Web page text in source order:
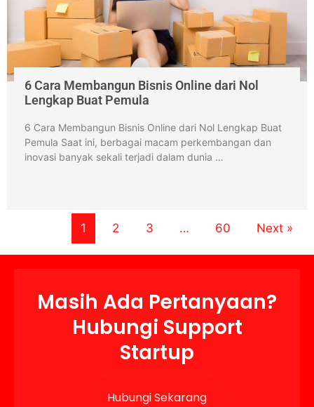
6 Cara Membangun Bisnis Online dari Nol
Lengkap Buat Pemula
6 Cara Membangun Bisnis Online dari Nol Lengkap Buat
Pemula Saat ini, berbagai macam perkembangan dan
inovasi banyak sekali terjadi dalam dunia …
1 2 3 … 60 Next »
Masih Ada Pertanyaan?
Hubungi Support
Startup
Hubungi Sekarang